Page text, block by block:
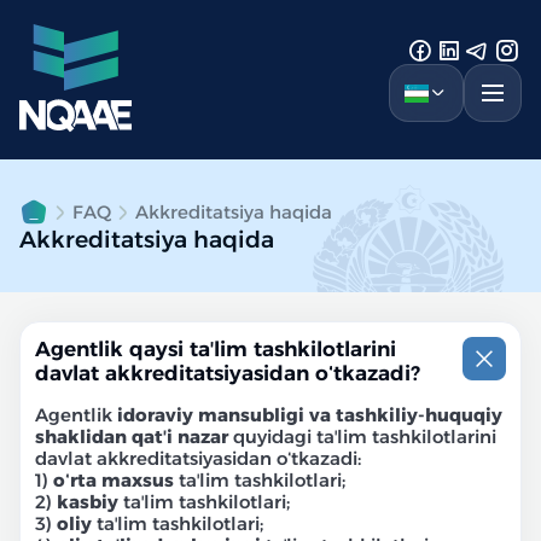
FAQ Akkreditatsiya haqida
Akkreditatsiya haqida
Agentlik qaysi taʼlim tashkilotlarini
davlat akkreditatsiyasidan oʻtkazadi?
Agentlik idoraviy mansubligi va tashkiliy-huquqiy
shaklidan qatʼi nazarquyidagi taʼlim tashkilotlarini
davlat akkreditatsiyasidan oʻtkazadi:
1) oʻrta maxsus taʼlim tashkilotlari;
2) kasbiy taʼlim tashkilotlari;
3) oliy taʼlim tashkilotlari;